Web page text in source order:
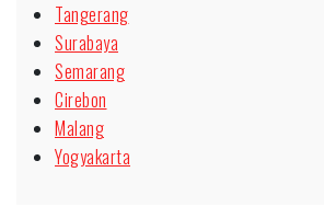
Tangerang
Surabaya
Semarang
Cirebon
Malang
Yogyakarta